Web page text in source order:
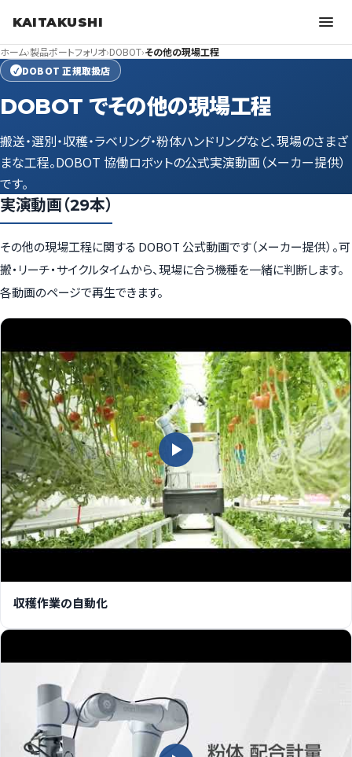
KAITAKUSHI
ホーム›製品ポートフォリオ›DOBOT›その他の現場工程
✓ DOBOT 正規取扱店
DOBOT でその他の現場工程
搬送・選別・収穫・ラベリング・粉体ハンドリングなど、現場のさまざ
まな工程。DOBOT 協働ロボットの公式実演動画（メーカー提供）
です。
実演動画（29本）
その他の現場工程に関する DOBOT 公式動画です（メーカー提供）。可
搬・リーチ・サイクルタイムから、現場に合う機種を一緒に判断します。
各動画のページで再生できます。
収穫作業の自動化